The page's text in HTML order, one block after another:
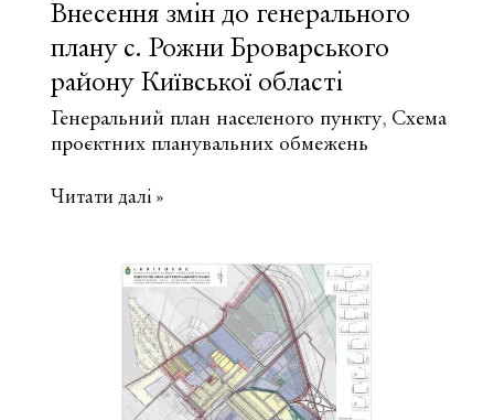
Внесення змін до генерального
плану с. Рожни Броварського
району Київської області
Генеральний план населеного пункту, Схема
проєктних планувальних обмежень
Внесення
генерального
Броварського
Читати далі »